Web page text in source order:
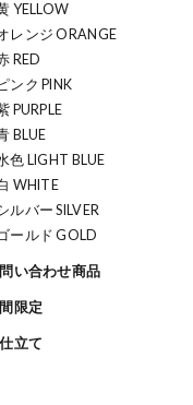
YELLOW
レンジ ORANGE
RED
ンク PINK
PURPLE
BLUE
色 LIGHT BLUE
WHITE
ルバー SILVER
ールド GOLD
い合わせ商品
限定
立て